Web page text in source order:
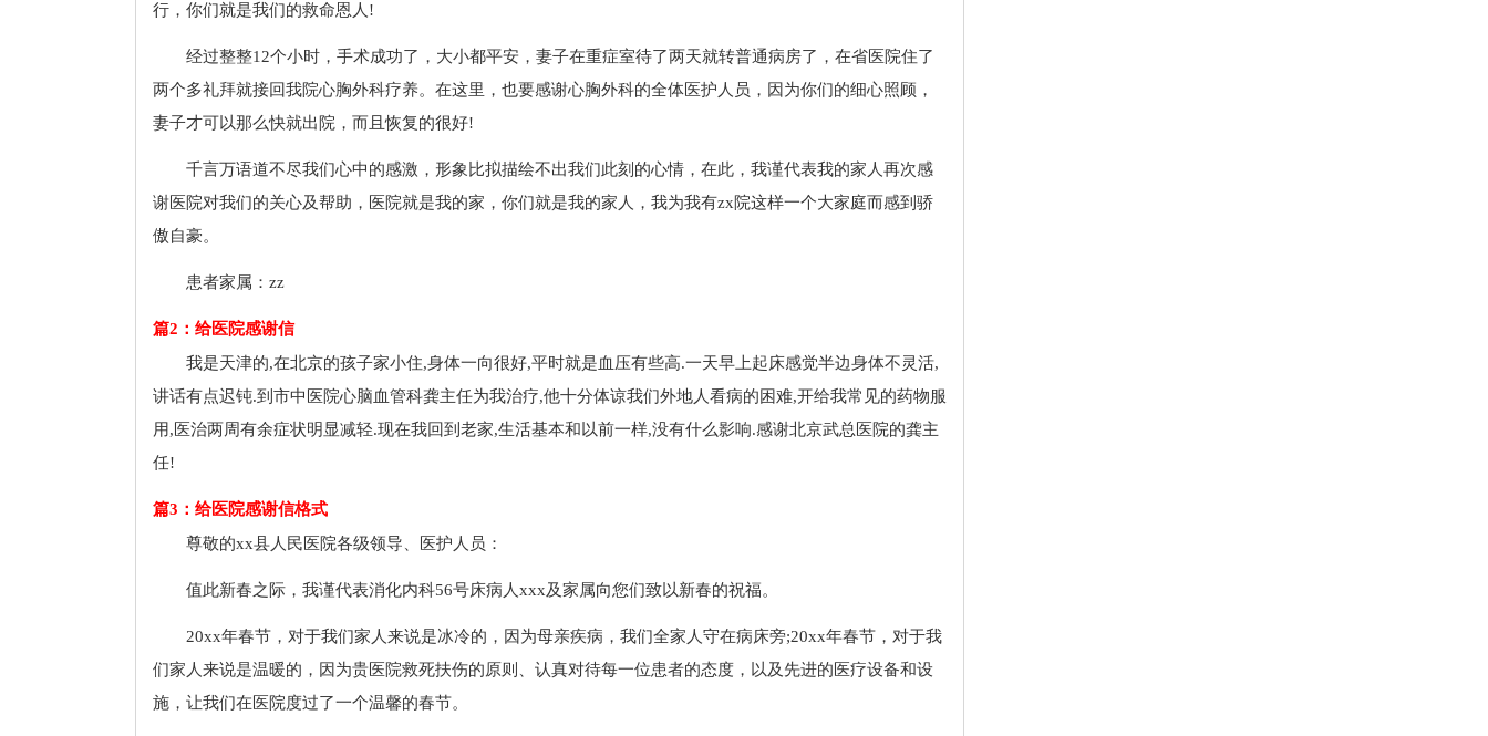
行，你们就是我们的救命恩人!
经过整整12个小时，手术成功了，大小都平安，妻子在重症室待了两天就转普通病房了，在省医院住了
两个多礼拜就接回我院心胸外科疗养。在这里，也要感谢心胸外科的全体医护人员，因为你们的细心照顾，
妻子才可以那么快就出院，而且恢复的很好!
千言万语道不尽我们心中的感激，形象比拟描绘不出我们此刻的心情，在此，我谨代表我的家人再次感
谢医院对我们的关心及帮助，医院就是我的家，你们就是我的家人，我为我有zx院这样一个大家庭而感到骄
傲自豪。
患者家属：zz
篇2：给医院感谢信
我是天津的,在北京的孩子家小住,身体一向很好,平时就是血压有些高.一天早上起床感觉半边身体不灵活,
讲话有点迟钝.到市中医院心脑血管科龚主任为我治疗,他十分体谅我们外地人看病的困难,开给我常见的药物服
用,医治两周有余症状明显减轻.现在我回到老家,生活基本和以前一样,没有什么影响.感谢北京武总医院的龚主
任!
篇3：给医院感谢信格式
尊敬的xx县人民医院各级领导、医护人员：
值此新春之际，我谨代表消化内科56号床病人xxx及家属向您们致以新春的祝福。
20xx年春节，对于我们家人来说是冰冷的，因为母亲疾病，我们全家人守在病床旁;20xx年春节，对于我
们家人来说是温暖的，因为贵医院救死扶伤的原则、认真对待每一位患者的态度，以及先进的医疗设备和设
施，让我们在医院度过了一个温馨的春节。